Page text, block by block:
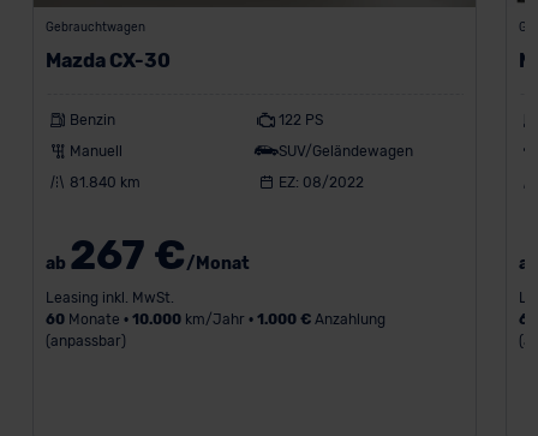
Gebrauchtwagen
Mazda CX-30
Benzin
122 PS
Manuell
SUV/Geländewagen
81.840 km
EZ: 08/2022
ab 267 €/Monat
Leasing inkl. MwSt.
60Monate • 10.000km/Jahr • 1.000 €Anzahlung
(anpassbar)
60